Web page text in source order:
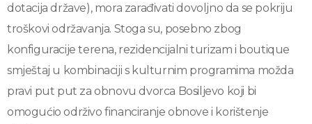
dotacija države), mora zarađivati dovoljno da se pokriju
troškovi održavanja. Stoga su, posebno zbog
konfiguracije terena, rezidencijalni turizam i boutique
smještaj u kombinaciji s kulturnim programima možda
pravi put put za obnovu dvorca Bosiljevo koji bi
omogućio održivo financiranje obnove i korištenje